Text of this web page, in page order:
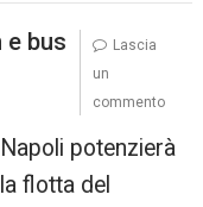
e bus
Napoli potenzierà
la flotta del
Lascia
un
commento